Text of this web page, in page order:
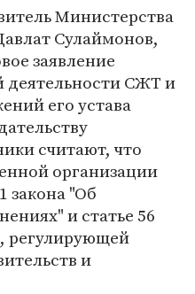
Министерства
Сулаймонов,
заявление
СЖТ и
его устава
считают, что
организации
закона "Об
и статье 56
регулирующей
и